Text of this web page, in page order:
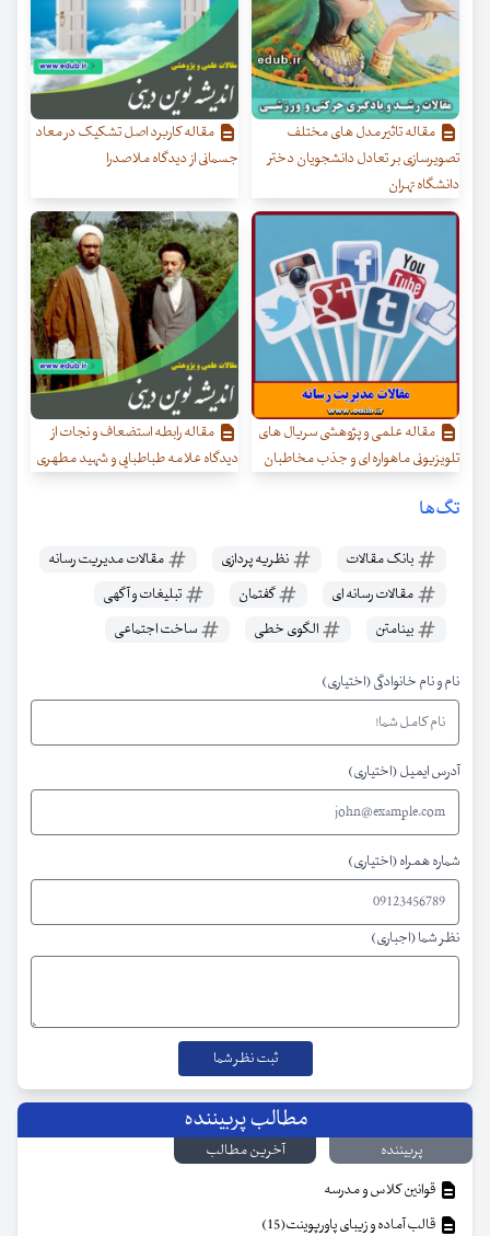
مقاله تاثیر مدل های مختلف
تصویرسازی بر تعادل دانشجویان دختر
دانشگاه تهران
مقاله کاربرد اصل تشکیک در معاد
جسمانی از دیدگاه ملاصدرا
مقاله علمی و پژوهشی سریال های
تلویزیونی ماهواره ای و جذب مخاطبان
مقاله رابطه استضعاف و نجات از
دیدگاه علامه طباطبایی و شهید مطهری
تگ‌ها
بانک مقالات نظریه پردازی
مقالات مدیریت رسانه
مقالات رسانه ای
گفتمان
تبلیغات و آگهی
بینامتن
الگوی خطی ساخت اجتماعی
نام و نام خانوادگی (اختیاری)
آدرس ایمیل (اختیاری)
شماره همراه (اختیاری)
نظر شما (اجباری)
مطالب پربیننده
پربیننده
آخرین مطالب
قوانین کلاس و مدرسه
قالب آماده و زیبای پاورپوینت(15)